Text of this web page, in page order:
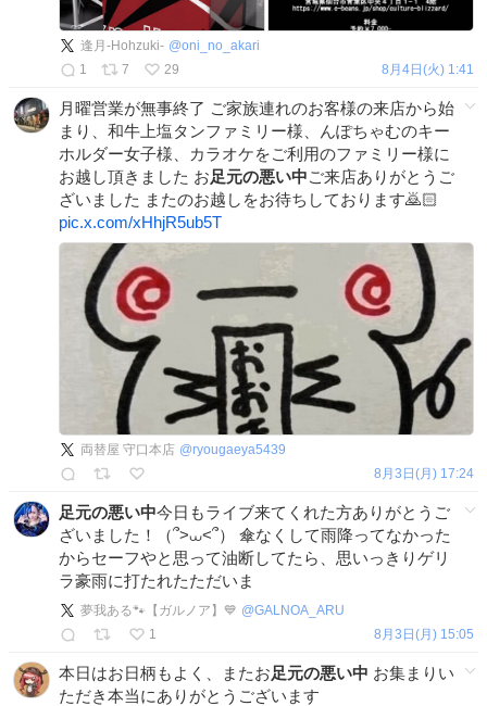
逢月-Hohzuki- @oni_no_akari
1
7 29 8月4日(火) 1:41
月曜営業が無事終了 ご家族連れのお客様の来店から始
まり、和牛上塩タンファミリー様、んぽちゃむのキー
ホルダー女子様、カラオケをご利用のファミリー様に
お越し頂きました お足元の悪い中ご来店ありがとうご
ざいました またのお越しをお待ちしております🙇🏻
pic.x.com/xHhjR5ub5T
両替屋 守口本店 @ryougaeya5439
8月3日(月) 17:24
足元の悪い中今日もライブ来てくれた方ありがとうご
ざいました！（՞>⩊<՞） 傘なくして雨降ってなかった
からセーフやと思って油断してたら、思いっきりゲリ
ラ豪雨に打たれたただいま
夢我ある🐾【ガルノア】💙 @GALNOA_ARU
1
8月3日(月) 15:05
本日はお日柄もよく、またお足元の悪い中 お集まりい
ただき本当にありがとうございます